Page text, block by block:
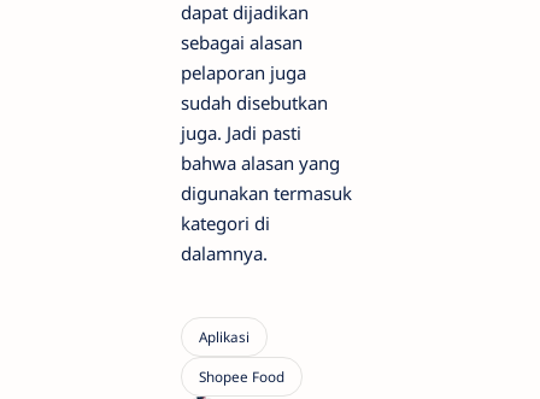
dapat dijadikan
sebagai alasan
pelaporan juga
sudah disebutkan
juga. Jadi pasti
bahwa alasan yang
digunakan termasuk
kategori di
dalamnya.